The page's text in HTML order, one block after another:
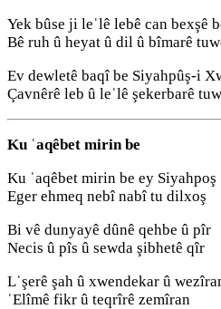
Yek bûse ji leˈlê lebê can bexşê
Bê ruh û heyat û dil û bîmarê
Ev dewletê baqî be Siyahpûş-i
Çavnêrê leb û leˈlê şekerbarê
Ku ˈaqêbet mirin be
Ku ˈaqêbet mirin be ey Siyahpoş
Eger ehmeq nebî nabî tu dilxoş
Bi vê dunyayê dûnê qehbe û pîr
Necis û pîs û sewda şibhetê qîr
Lˈşerê şah û xwendekar û
ˈElîmê fikr û teqrîrê zemîran